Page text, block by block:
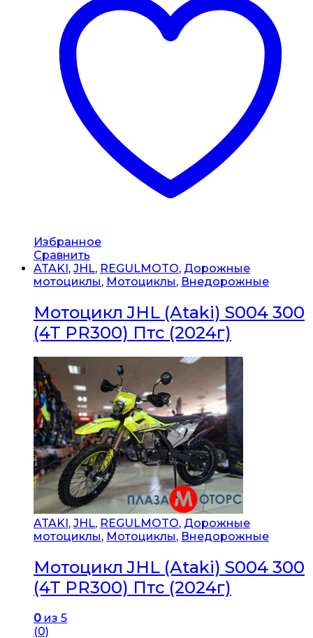
Избранное
Сравнить
ATAKI , JHL, REGULMOTO, Дорожные
мотоциклы, Мотоциклы, Внедорожные
Мотоцикл JHL (Ataki) S004 300
(4T PR300) Птс (2024г)
ATAKI, JHL, REGULMOTO, Дорожные
мотоциклы, Мотоциклы, Внедорожные
Мотоцикл JHL (Ataki) S004 300
(4T PR300) Птс (2024г)
0 из 5
(0)